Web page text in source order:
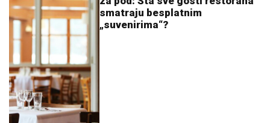
smatraju besplatnim
„suvenirima“?